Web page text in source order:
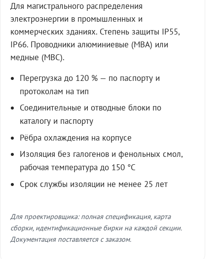
Для магистрального распределения
электроэнергии в промышленных и
коммерческих зданиях. Степень защиты IP55,
IP66. Проводники алюминиевые (МВА) или
медные (МВС).
Перегрузка до 120 % — по паспорту и
протоколам на тип
Соединительные и отводные блоки по
каталогу и паспорту
Рёбра охлаждения на корпусе
Изоляция без галогенов и фенольных смол,
рабочая температура до 150 °C
Срок службы изоляции не менее 25 лет
Для проектировщика: полная спецификация, карта
сборки, идентификационные бирки на каждой секции.
Документация поставляется с заказом.